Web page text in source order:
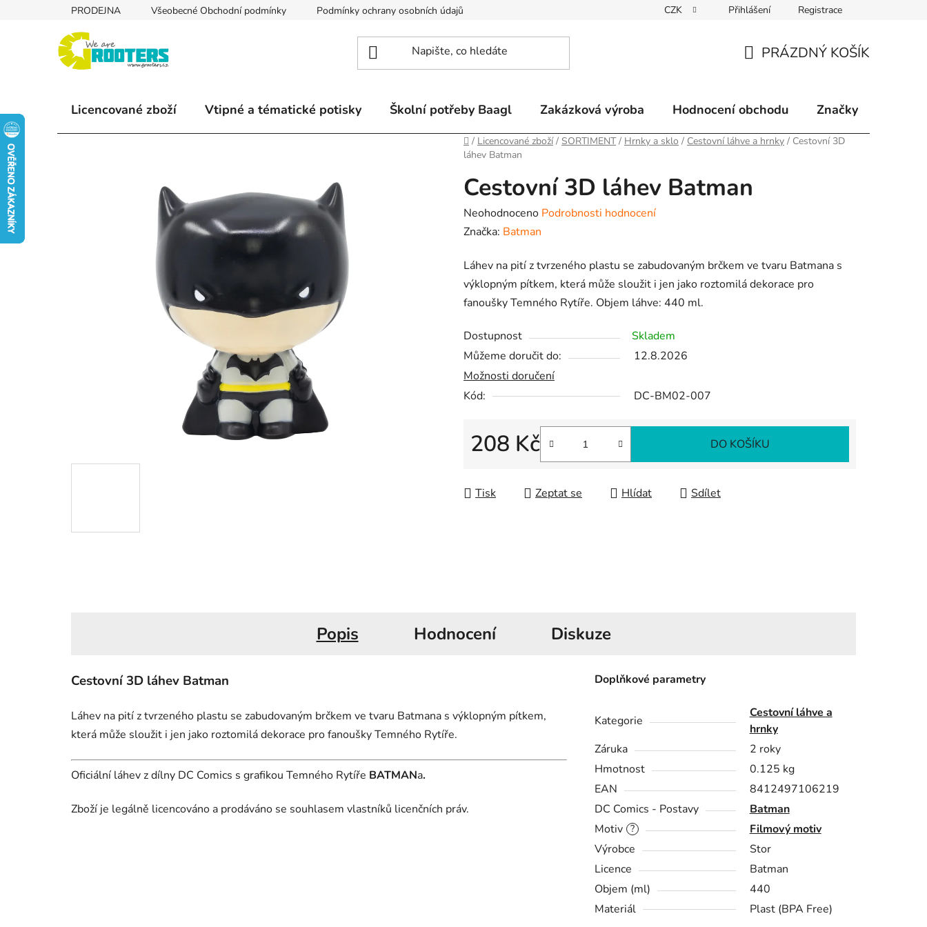
PRODEJNA Všeobecné Obchodní podmínky Podmínky ochrany osobních údajů Způsoby doručení Kontakty
CZK Přihlášení Registrace
KOŠÍK
PRÁZDNÝ KOŠÍK
Licencované zboží Vtipné a tématické potisky Školní potřeby Baagl Zakázková výroba Hodnocení obchodu Značky
Domů
/ Licencované zboží / SORTIMENT / Hrnky a sklo / Cestovní láhve a hrnky / Cestovní 3D
láhev Batman
Cestovní 3D láhev Batman
Průměrné
hodnocení
je
0,0
z
hvězdiček.
Neohodnoceno Podrobnosti hodnocení
Značka: Batman
Láhev na pití z tvrzeného plastu se zabudovaným brčkem ve tvaru Batmana s
výklopným pítkem, která může sloužit i jen jako roztomilá dekorace pro
fanoušky Temného Rytíře. Objem láhve: 440 ml.
Dostupnost
Skladem
Můžeme doručit do:
12.8.2026
Možnosti doručení
Kód:
DC-BM02-007
208 Kč DO KOŠÍKU
Tisk Zeptat se Hlídat Sdílet
Popis Hodnocení Diskuze
Cestovní 3D láhev Batman
Láhev na pití z tvrzeného plastu se zabudovaným brčkem ve tvaru Batmana s výklopným pítkem,
která může sloužit i jen jako roztomilá dekorace pro fanoušky Temného Rytíře.
Oficiální láhev z dílny DC Comics s grafikou Temného Rytíře BATMANa.
Zboží je legálně licencováno a prodáváno se souhlasem vlastníků licenčních práv.
Doplňkové parametry
Kategorie
Cestovní láhve a
hrnky
Záruka
2 roky
Hmotnost
0.125 kg
EAN
8412497106219
DC Comics - Postavy
Batman
?
Motiv
Filmový motiv
Výrobce
Stor
Licence
Batman
Objem (ml)
440
Materiál
Plast (BPA Free)